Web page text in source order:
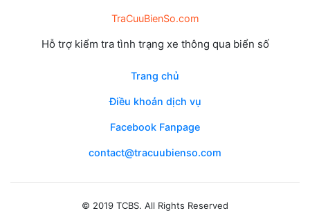
TraCuuBienSo.com
Hỗ trợ kiểm tra tình trạng xe thông qua biển số
Trang chủ
Điều khoản dịch vụ
Facebook Fanpage
contact@tracuubienso.com
© 2019 TCBS. All Rights Reserved